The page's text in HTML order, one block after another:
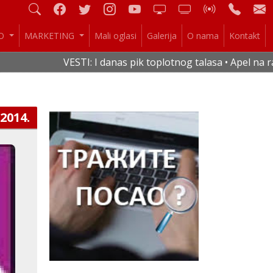
MARKETING Mali oglasi Galerija O nama Kontakt
VESTI: I danas pik toplotnog talasa • Apel na